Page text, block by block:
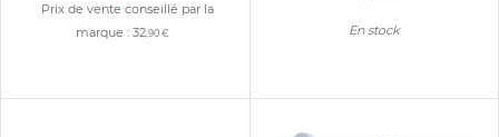
Prix de vente conseillé par la
marque :32,90 € En stock